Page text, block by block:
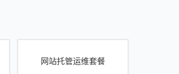
网站托管运维套餐